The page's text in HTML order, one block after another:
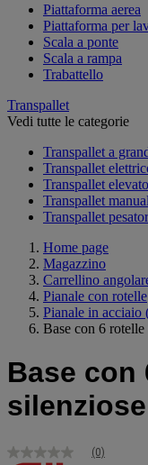
Piattaforma aerea
Piattaforma per
Scala a ponte
Scala a rampa
Trabattello
Transpallet
Vedi tutte le categorie
Transpallet a
Transpallet
Transpallet
Transpallet
Transpallet
Home page
Magazzino
Carrellino
Pianale con rotelle
Pianale in acciaio
Base con 6
Base con
Nessuna
(0)